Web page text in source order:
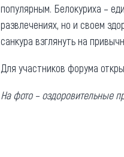
популярным. Белокуриха –
развлечениях, но и своем
санкура взглянуть на
Для участников форума
На фото – оздоровительные